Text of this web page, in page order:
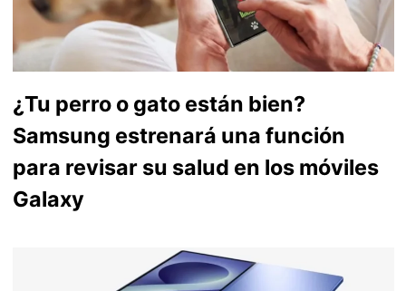
¿Tu perro o gato están bien?
Samsung estrenará una función
para revisar su salud en los móviles
Galaxy